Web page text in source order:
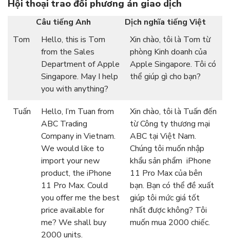
Hội thoại trao đổi phương án giao dịch
Câu tiếng Anh
Dịch nghĩa tiếng Việt
Tom
Hello, this is Tom
from the Sales
Department of Apple
Singapore. May I help
you with anything?
Xin chào, tôi là Tom từ
phòng Kinh doanh của
Apple Singapore. Tôi có
thể giúp gì cho bạn?
Tuấn
Hello, I’m Tuan from
ABC Trading
Company in Vietnam.
We would like to
import your new
product, the iPhone
11 Pro Max. Could
you offer me the best
price available for
me? We shall buy
2000 units.
Xin chào, tôi là Tuấn đến
từ Công ty thương mại
ABC tại Việt Nam.
Chúng tôi muốn nhập
khẩu sản phẩm iPhone
11 Pro Max của bên
bạn. Bạn có thể đề xuất
giúp tôi mức giá tốt
nhất được không? Tôi
muốn mua 2000 chiếc.